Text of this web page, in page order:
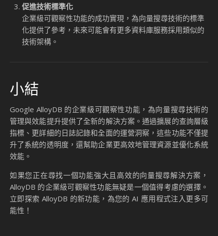
企業級可觀察性的應用場景
企業級可觀察性功能的應用範圍非常廣泛，特別是在需要高效
處理大規模資料的場景中。以下是幾個典型的應用案例：
據，快速識別潛在的風險模式。例如，當某些交易的執行
節，幫助風控團隊快速定位問題。
供應鏈管理中的效能優化
在供應鏈管理中，企業需要處理大量的物流數據。通過
AlloyDB 的運營洞察功能，企業可以實時監控系統的資源
使用情況，並根據需求動態調整資源分配，從而提升物流
效率。
AI 模型的訓練與部署
在 AI 模型的訓練過程中，開發者需要處理大量的向量數
據。AlloyDB 的企業級可觀察性功能能夠幫助開發者深入